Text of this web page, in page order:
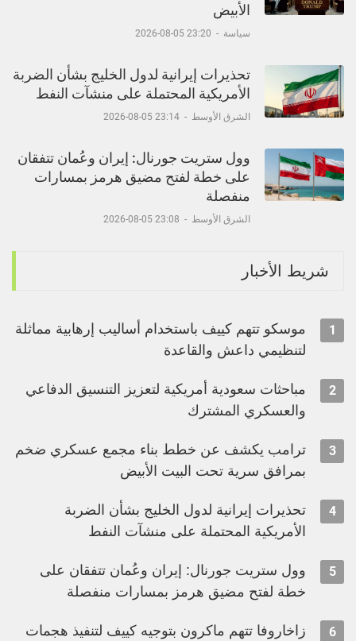
الأبيض
سياسة -
23:20 05-08-2026
تحذيرات إيرانية لدول الخليج بشأن الضربة
الأمريكية المحتملة على منشآت النفط
الشرق الأوسط -
23:14 05-08-2026
وول ستريت جورنال: إيران وعُمان تتفقان
على خطة لفتح مضيق هرمز بمسارات
منفصلة
الشرق الأوسط -
23:08 05-08-2026
شريط الأخبار
1
موسكو تتهم كييف باستخدام أساليب إرهابية مماثلة
لتنظيمي داعش والقاعدة
2
مباحثات سعودية أمريكية لتعزيز التنسيق الدفاعي
والعسكري المشترك
3
ترامب يكشف عن خطط بناء مجمع عسكري ضخم
بمرافق سرية تحت البيت الأبيض
4
تحذيرات إيرانية لدول الخليج بشأن الضربة
الأمريكية المحتملة على منشآت النفط
5
وول ستريت جورنال: إيران وعُمان تتفقان على
خطة لفتح مضيق هرمز بمسارات منفصلة
6
زاخاروفا تتهم ماكرون بتوجيه كييف لتنفيذ هجمات